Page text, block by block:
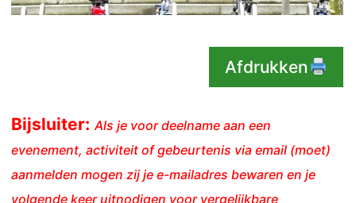
Afdrukken
Bijsluiter: Als je voor deelname aan een
evenement, activiteit of gebeurtenis via email (moet)
aanmelden mogen zij je e-mailadres bewaren en je
volgende keer uitnodigen voor vergelijkbare